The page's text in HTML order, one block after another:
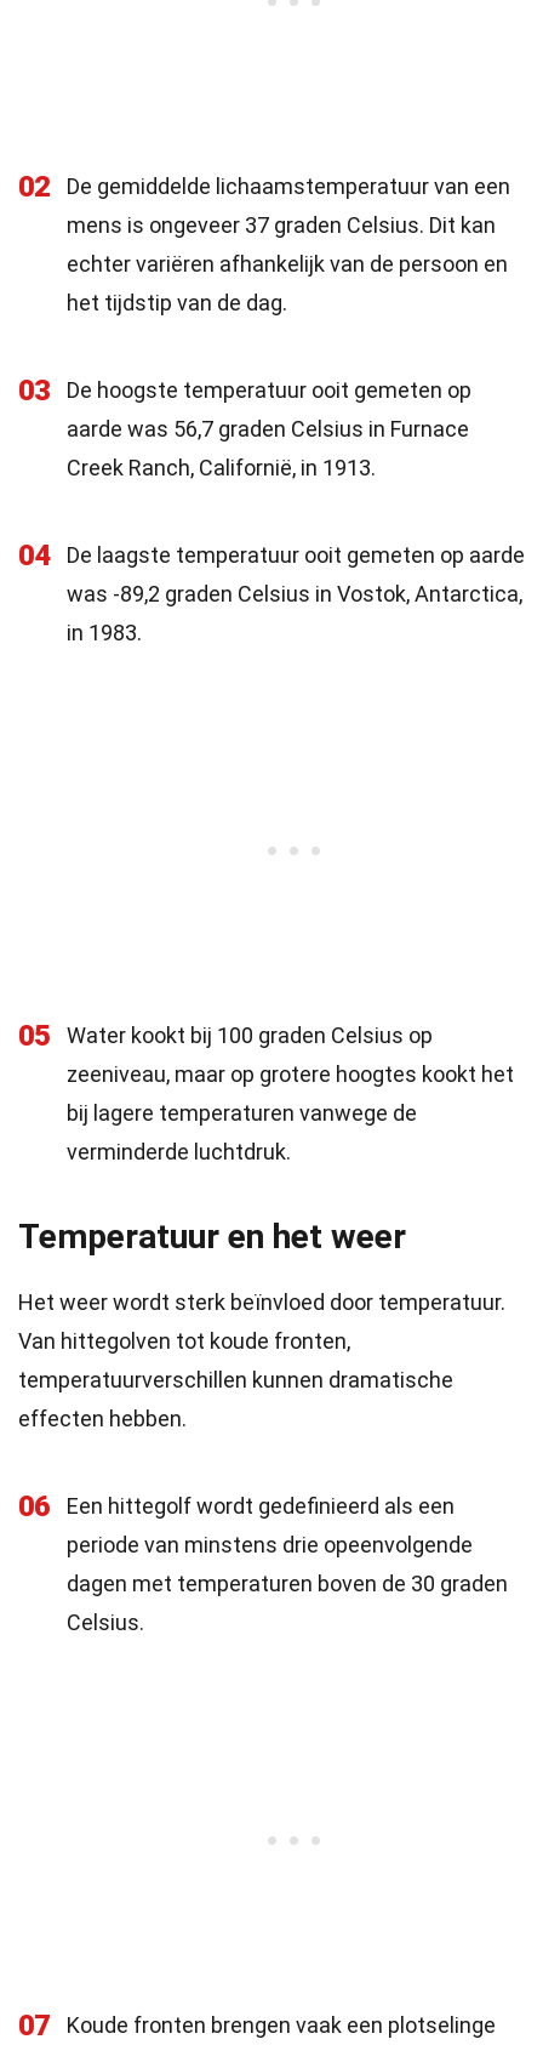
02
De gemiddelde lichaamstemperatuur van een
mens is ongeveer 37 graden Celsius. Dit kan
echter variëren afhankelijk van de persoon en
het tijdstip van de dag.
03
De hoogste temperatuur ooit gemeten op
aarde was 56,7 graden Celsius in Furnace
Creek Ranch, Californië, in 1913.
04
De laagste temperatuur ooit gemeten op aarde
was -89,2 graden Celsius in Vostok, Antarctica,
in 1983.
05
Water kookt bij 100 graden Celsius op
zeeniveau, maar op grotere hoogtes kookt het
bij lagere temperaturen vanwege de
verminderde luchtdruk.
Temperatuur en het weer
Het weer wordt sterk beïnvloed door temperatuur.
Van hittegolven tot koude fronten,
temperatuurverschillen kunnen dramatische
effecten hebben.
06
Een hittegolf wordt gedefinieerd als een
periode van minstens drie opeenvolgende
dagen met temperaturen boven de 30 graden
Celsius.
07 Koude fronten brengen vaak een plotselinge